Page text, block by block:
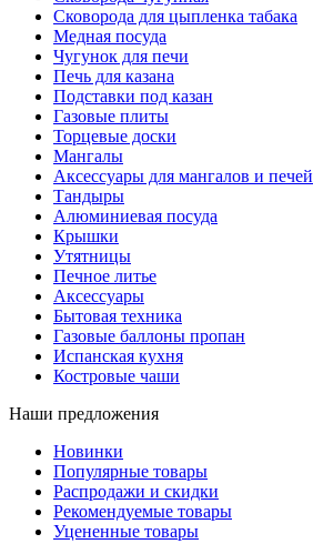
Сковорода для цыпленка табака
Медная посуда
Чугунок для печи
Печь для казана
Подставки под казан
Газовые плиты
Торцевые доски
Мангалы
Аксессуары для мангалов и печей
Тандыры
Алюминиевая посуда
Крышки
Утятницы
Печное литье
Аксессуары
Бытовая техника
Газовые баллоны пропан
Испанская кухня
Костровые чаши
Наши предложения
Новинки
Популярные товары
Распродажи и скидки
Рекомендуемые товары
Уцененные товары